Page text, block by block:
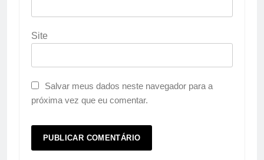
Site
Salvar meus dados neste navegador para a
próxima vez que eu comentar.